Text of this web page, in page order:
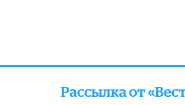
Рассылка от